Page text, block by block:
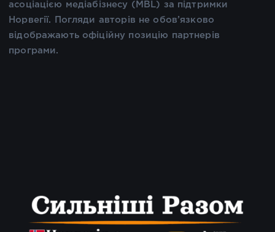
асоціацією медіабізнесу (MBL) за підтримки
Норвегії. Погляди авторів не обов’язково
відображають офіційну позицію партнерів
програми.